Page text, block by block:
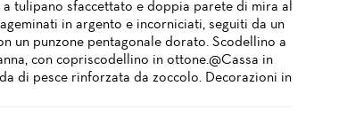
a tulipano sfaccettato e doppia parete di mira al
in argento e incorniciati, seguiti da un
un punzone pentagonale dorato. Scodellino a
con copriscodellino in ottone.@Cassa in
di pesce rinforzata da zoccolo. Decorazioni in